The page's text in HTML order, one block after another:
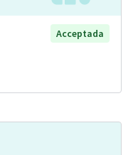
Acceptada